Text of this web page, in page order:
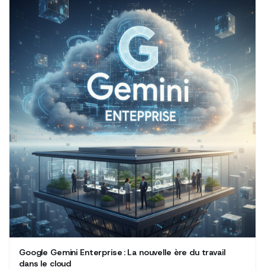
Google Gemini Enterprise : La nouvelle ère du travail
dans le cloud